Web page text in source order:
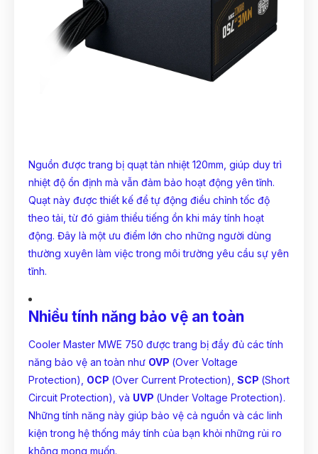
Nguồn được trang bị quạt tản nhiệt 120mm, giúp duy trì
nhiệt độ ổn định mà vẫn đảm bảo hoạt động yên tĩnh.
Quạt này được thiết kế để tự động điều chỉnh tốc độ
theo tải, từ đó giảm thiểu tiếng ồn khi máy tính hoạt
động. Đây là một ưu điểm lớn cho những người dùng
thường xuyên làm việc trong môi trường yêu cầu sự yên
tĩnh.
Nhiều tính năng bảo vệ an toàn
Cooler Master MWE 750 được trang bị đầy đủ các tính
năng bảo vệ an toàn như OVP (Over Voltage
Protection), OCP (Over Current Protection), SCP (Short
Circuit Protection), và UVP (Under Voltage Protection).
Những tính năng này giúp bảo vệ cả nguồn và các linh
kiện trong hệ thống máy tính của bạn khỏi những rủi ro
không mong muốn.